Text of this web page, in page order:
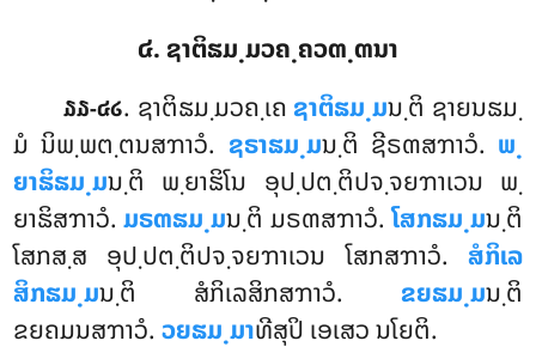
໔. ຊາຕິຘມ຺ມວຄ຺ຄວຓ຺ຓນາ
໓໓-໔໒. ຊາຕິຘມ຺ມວຄ຺ເຄ ຊາຕິຘມ຺ມນ຺ຕິ ຊາຍນຘມ຺
ມໍ ນິພ຺ພຕ຺ຕນສຠາວໍ. ຊຣາຘມ຺ມນ຺ຕິ ຊີຣຓສຠາວໍ. ພ຺
ຍາຘິຘມ຺ມນ຺ຕິ ພ຺ຍາຘິໂນ ອຸປ຺ປຕ຺ຕິປຈ຺ຈຍຠາເວນ ພ຺
ຍາຘິສຠາວໍ.ມຣຓຘມ຺ມນ຺ຕິ ມຣຓສຠາວໍ.ໂສກຘມ຺ມນ຺ຕິ
ໂສກສ຺ສ ອຸປ຺ປຕ຺ຕິປຈ຺ຈຍຠາເວນ ໂສກສຠາວໍ. ສໍກິເລ
ສິກຘມ຺ມນ຺ຕິ ສໍກິເລສິກສຠາວໍ. ຂຍຘມ຺ມນ຺ຕິ
ຂຍຄມນສຠາວໍ.ວຍຘມ຺ມາທີສຸປິ ເອເສວ ນໂຍຕິ.